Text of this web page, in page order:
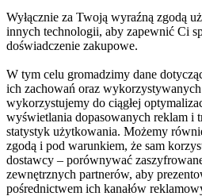
Wyłącznie za Twoją wyraźną zgodą
innych technologii, aby zapewnić Ci
doświadczenie zakupowe.
W tym celu gromadzimy dane
ich zachowań oraz
wykorzystujemy do ciągłej
wyświetlania dopasowanych reklam i
statystyk użytkowania. Możemy
zgodą i pod warunkiem, że sam
dostawcy – porównywać
zewnętrznych partnerów, aby
pośrednictwem ich kanałów